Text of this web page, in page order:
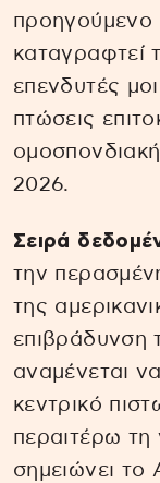
προηγούμενο
καταγραφτεί
επενδυτές
πτώσεις
2026.
Σειρά
την
της
επιβράδυνση
αναμένεται
κεντρικό
περαιτέρω τη
σημειώνει